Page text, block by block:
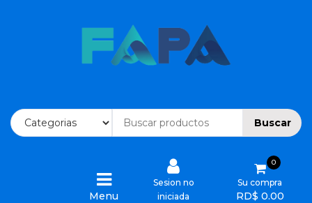
Buscar
Menu
Sesion no
iniciada
Su compra
0
RD$ 0.00
Categorias